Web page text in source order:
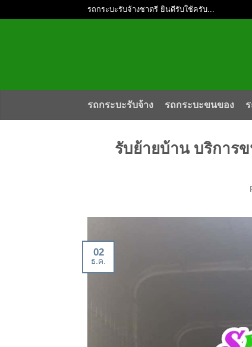
รถกระบะรับจ้างชาตรี ยินดีรับใช้ครับ...
รถกระบะรับจ้าง รถกระบะขนของ
รับย้ายบ้าน บริการ
02
ธ.ค.